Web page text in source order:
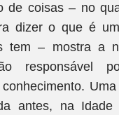
de coisas – no
dizer o que é
tem – mostra a
responsável
antes, na